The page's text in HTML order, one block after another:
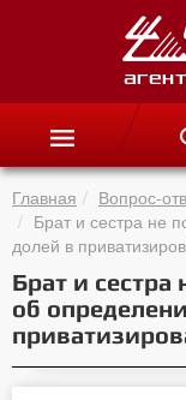
Главная
Вопрос-
Брат и сестра не
долей в
Брат и
об